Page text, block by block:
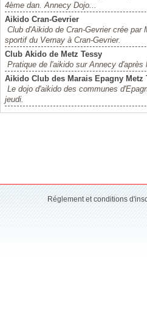
4ème dan. Annecy Dojo...
Aikido Cran-Gevrier
Club d'Aikido de Cran-Gevrier crée
sportif du Vernay à Cran-Gevrier.
Club Akido de Metz Tessy
Pratique de l'aikido sur Annecy
Aikido Club des Marais Epagny Metz
Le dojo d'aikido des communes
jeudi.
Réglement et conditions